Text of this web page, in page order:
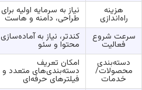
هزینه
راه‌اندازی
نیاز به سرمایه اولیه برای
طراحی، دامنه و هاست
سرعت شروع
فعالیت
کندتر، نیاز به آماده‌سازی
محتوا و سئو
دسته‌بندی
محصولات/
خدمات
امکان تعریف
دسته‌بندی‌های متعدد و
فیلترهای حرفه‌ای